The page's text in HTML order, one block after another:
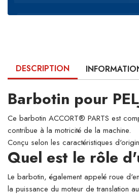
DESCRIPTION
Barbotin pour
Ce barbotin ACCORT® PARTS est
contribue à la motricité de la machine.
Conçu selon les caractéristiques
Quel est le rôle
Le barbotin, également appelé roue
la puissance du moteur de translation